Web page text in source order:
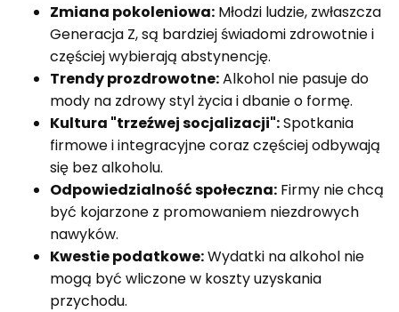
Zmiana pokoleniowa: Młodzi ludzie, zwłaszcza
Generacja Z, są bardziej świadomi zdrowotnie i
częściej wybierają abstynencję.
Trendy prozdrowotne:Alkohol nie pasuje do
mody na zdrowy styl życia i dbanie o formę.
Kultura "trzeźwej socjalizacji":Spotkania
firmowe i integracyjne coraz częściej odbywają
się bez alkoholu.
Odpowiedzialność społeczna: Firmy nie chcą
być kojarzone z promowaniem niezdrowych
nawyków.
Kwestie podatkowe:Wydatki na alkohol nie
mogą być wliczone w koszty uzyskania
przychodu.